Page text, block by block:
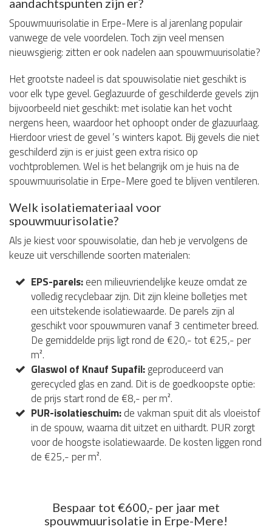
aandachtspunten zijn er?
Spouwmuurisolatie in Erpe-Mere is al jarenlang populair
vanwege de vele voordelen. Toch zijn veel mensen
nieuwsgierig: zitten er ook nadelen aan spouwmuurisolatie?
Het grootste nadeel is dat spouwisolatie niet geschikt is
voor elk type gevel. Geglazuurde of geschilderde gevels zijn
bijvoorbeeld niet geschikt: met isolatie kan het vocht
nergens heen, waardoor het ophoopt onder de glazuurlaag.
Hierdoor vriest de gevel ’s winters kapot. Bij gevels die niet
geschilderd zijn is er juist geen extra risico op
vochtproblemen. Wel is het belangrijk om je huis na de
spouwmuurisolatie in Erpe-Mere goed te blijven ventileren.
Welk isolatiemateriaal voor
spouwmuurisolatie?
Als je kiest voor spouwisolatie, dan heb je vervolgens de
keuze uit verschillende soorten materialen:
EPS-parels:een milieuvriendelijke keuze omdat ze
volledig recyclebaar zijn. Dit zijn kleine bolletjes met
een uitstekende isolatiewaarde. De parels zijn al
geschikt voor spouwmuren vanaf 3 centimeter breed.
De gemiddelde prijs ligt rond de €20,- tot €25,- per
m².
Glaswol of Knauf Supafil:geproduceerd van
gerecycled glas en zand. Dit is de goedkoopste optie:
de prijs start rond de €8,- per m².
PUR-isolatieschuim:de vakman spuit dit als vloeistof
in de spouw, waarna dit uitzet en uithardt. PUR zorgt
voor de hoogste isolatiewaarde. De kosten liggen rond
de €25,- per m².
Bespaar tot €600,- per jaar met
spouwmuurisolatie in Erpe-Mere!